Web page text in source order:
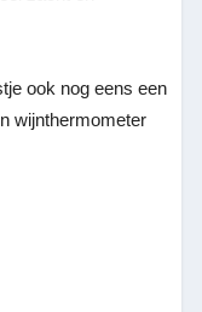
ook nog eens een
wijnthermometer